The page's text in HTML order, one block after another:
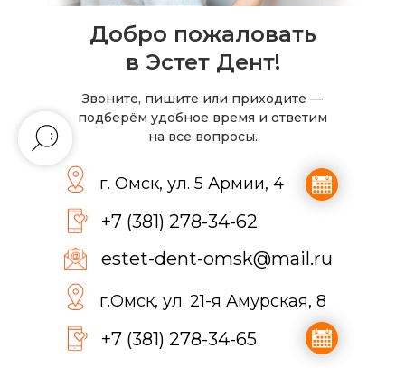
estet-dent-omsk@mail.ru
+7 (381) 278-34-62
г. Омск, ул. 5 Армии, 4
г.Омск, ул. 21-я Амурская, 8
+7 (381) 278-34-65
Звоните, пишите или приходите —
подберём удобное время и ответим
на все вопросы.
Добро пожаловать
в Эстет Дент!